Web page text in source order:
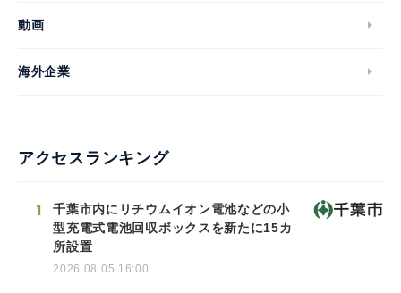
動画
海外企業
アクセスランキング
1
千葉市内にリチウムイオン電池などの小
型充電式電池回収ボックスを新たに15カ
所設置
2026.08.05 16:00